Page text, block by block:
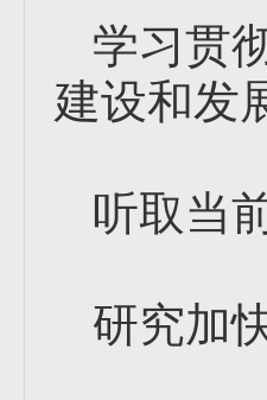
学习贯
建设和发
听取当
研究加